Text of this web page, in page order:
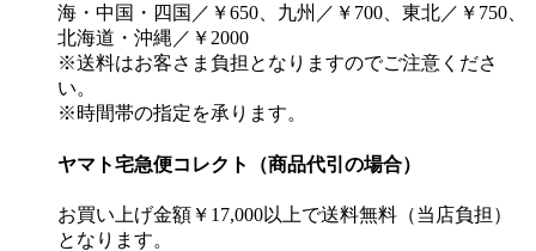
海・中国・四国／￥650、九州／￥700、東北／￥750、
北海道・沖縄／￥2000
※送料はお客さま負担となりますのでご注意くださ
い。
※時間帯の指定を承ります。
ヤマト宅急便コレクト（商品代引の場合）
お買い上げ金額￥17,000以上で送料無料（当店負担）
となります。